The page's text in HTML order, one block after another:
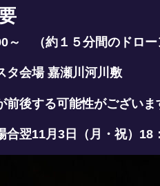
～ （約１５分間のドロー
タ会場 嘉瀬川河川敷
後する可能性がございま
翌11月3日（月・祝）18